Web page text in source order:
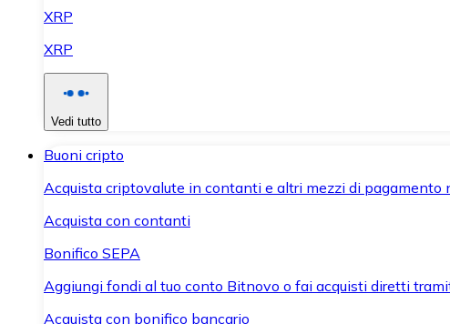
XRP
XRP
Vedi tutto
Buoni cripto
Acquista criptovalute in contanti e altri mezzi di pagamento
Acquista con contanti
Bonifico SEPA
Aggiungi fondi al tuo conto Bitnovo o fai acquisti diretti
Acquista con bonifico bancario